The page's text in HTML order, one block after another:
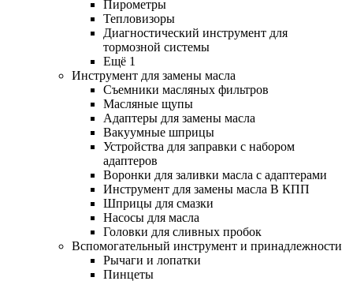
Пирометры
Тепловизоры
Диагностический инструмент для
тормозной системы
Ещё 1
Инструмент для замены масла
Съемники масляных фильтров
Масляные щупы
Адаптеры для замены масла
Вакуумные шприцы
Устройства для заправки с набором
адаптеров
Воронки для заливки масла с адаптерами
Инструмент для замены масла В КПП
Шприцы для смазки
Насосы для масла
Головки для сливных пробок
Вспомогательный инструмент и принадлежности
Рычаги и лопатки
Пинцеты